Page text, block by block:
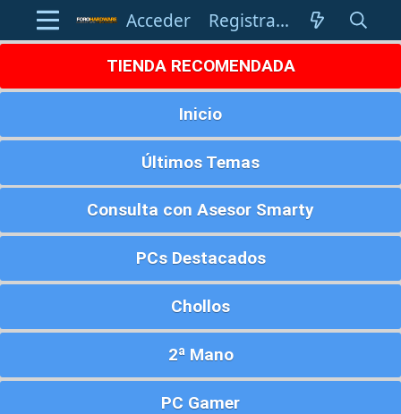
Acceder Registrarse
TIENDA RECOMENDADA
Inicio
Últimos Temas
Consulta con Asesor Smarty
PCs Destacados
Chollos
2ª Mano
PC Gamer